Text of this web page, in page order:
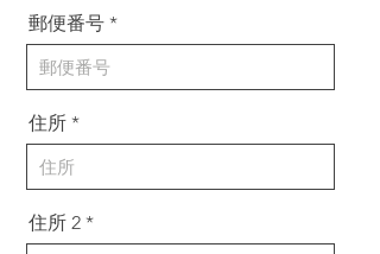
郵便番号
住所
住所 2